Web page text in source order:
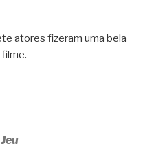
atores fizeram uma bela